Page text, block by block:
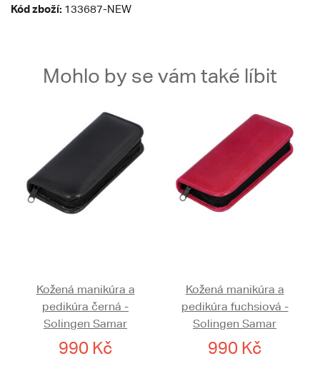
Kód zboží: 133687-NEW
Mohlo by se vám také líbit
Kožená manikúra a
pedikúra černá -
Solingen Samar
990 Kč
Kožená manikúra a
pedikúra fuchsiová -
Solingen Samar
990 Kč